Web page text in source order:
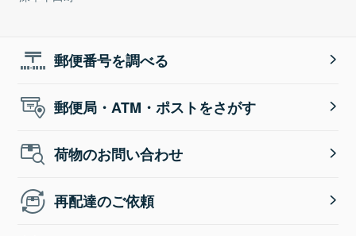
郵便番号を調べる
郵便局・ATM・ポストをさがす
荷物のお問い合わせ
再配達のご依頼